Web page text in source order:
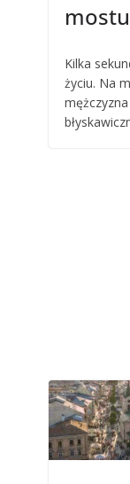
Kilka
życiu. Na